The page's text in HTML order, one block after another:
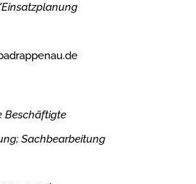
Beschäftigte
Sachbearbeitung